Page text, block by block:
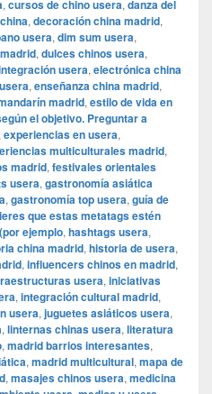
, cursos de chino usera, danza del
, decoración china madrid,
usera, dim sum usera,
, dulces chinos usera,
usera, electrónica china
, enseñanza china madrid,
madrid, estilo de vida en
el objetivo. Preguntar a
experiencias en usera,
multiculturales madrid,
madrid, festivales orientales
usera, gastronomía asiática
, gastronomía top usera, guía de
que estas metatags estén
ejemplo, hashtags usera,
china madrid, historia de usera,
, influencers chinos en madrid,
usera, iniciativas
, integración cultural madrid,
usera, juguetes asiáticos usera,
, linternas chinas usera, literatura
, madrid barrios interesantes,
, madrid multicultural, mapa de
, masajes chinos usera, medicina